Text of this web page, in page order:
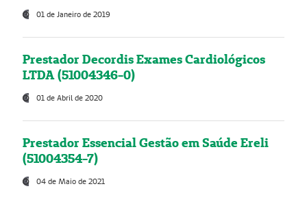
01 de Janeiro de 2019
Prestador Decordis Exames Cardiológicos
LTDA (51004346-0)
01 de Abril de 2020
Prestador Essencial Gestão em Saúde Ereli
(51004354-7)
04 de Maio de 2021